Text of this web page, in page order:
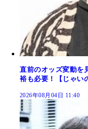
直前のオッズ変動を
裕も必要！【じゃい
2026年08月04日 11:40